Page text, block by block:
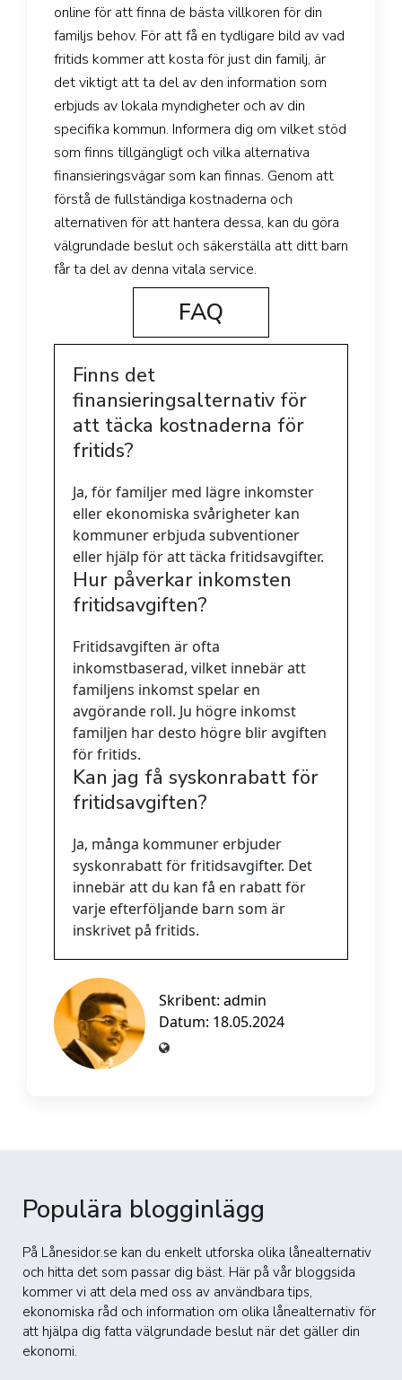
online för att finna de bästa villkoren för din
familjs behov. För att få en tydligare bild av vad
fritids kommer att kosta för just din familj, är
det viktigt att ta del av den information som
erbjuds av lokala myndigheter och av din
specifika kommun. Informera dig om vilket stöd
som finns tillgängligt och vilka alternativa
finansieringsvägar som kan finnas. Genom att
förstå de fullständiga kostnaderna och
alternativen för att hantera dessa, kan du göra
välgrundade beslut och säkerställa att ditt barn
får ta del av denna vitala service.
FAQ
Finns det
finansieringsalternativ för
att täcka kostnaderna för
fritids?
Ja, för familjer med lägre inkomster
eller ekonomiska svårigheter kan
kommuner erbjuda subventioner
eller hjälp för att täcka fritidsavgifter.
Hur påverkar inkomsten
fritidsavgiften?
Fritidsavgiften är ofta
inkomstbaserad, vilket innebär att
familjens inkomst spelar en
avgörande roll. Ju högre inkomst
familjen har desto högre blir avgiften
för fritids.
Kan jag få syskonrabatt för
fritidsavgiften?
Ja, många kommuner erbjuder
syskonrabatt för fritidsavgifter. Det
innebär att du kan få en rabatt för
varje efterföljande barn som är
inskrivet på fritids.
Skribent: admin
Datum: 18.05.2024
Populära blogginlägg
På Lånesidor.se kan du enkelt utforska olika lånealternativ
och hitta det som passar dig bäst. Här på vår bloggsida
kommer vi att dela med oss av användbara tips,
ekonomiska råd och information om olika lånealternativ för
att hjälpa dig fatta välgrundade beslut när det gäller din
ekonomi.